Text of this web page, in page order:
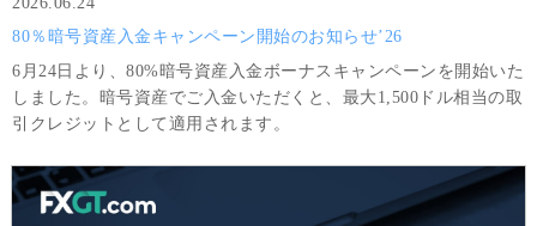
80％暗号資産入金キャンペーン開始のお知らせ’26
6月24日より、80%暗号資産入金ボーナスキャンペーンを開始いた
しました。暗号資産でご入金いただくと、最大1,500ドル相当の取
引クレジットとして適用されます。